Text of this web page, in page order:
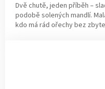
Dvě chutě, jeden příběh –
podobě solených mandlí.
kdo má rád ořechy bez